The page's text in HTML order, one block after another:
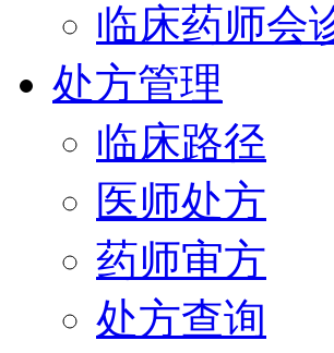
临床药师会
处方管理
临床路径
医师处方
药师审方
处方查询